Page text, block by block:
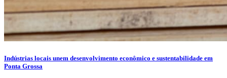
Indústrias locais unem desenvolvimento econômico e sustentabilidade em
Ponta Grossa